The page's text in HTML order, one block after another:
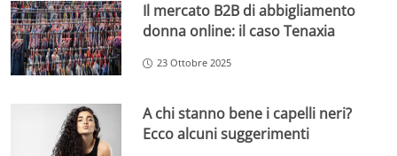
Il mercato B2B di abbigliamento
donna online: il caso Tenaxia
23 Ottobre 2025
A chi stanno bene i capelli neri?
Ecco alcuni suggerimenti